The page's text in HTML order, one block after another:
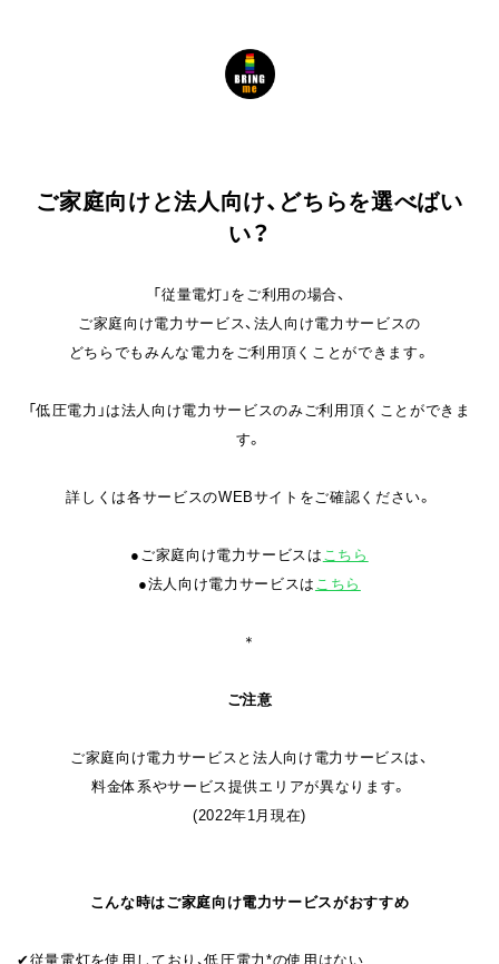
ご家庭向けと法人向け、どちらを選べばい
い？
「従量電灯」をご利用の場合、
ご家庭向け電力サービス、法人向け電力サービスの
どちらでもみんな電力をご利用頂くことができます。
「低圧電力」は法人向け電力サービスのみご利用頂くことができま
す。
詳しくは各サービスのWEBサイトをご確認ください。
●ご家庭向け電力サービスはこちら
●法人向け電力サービスはこちら
＊
ご注意
ご家庭向け電力サービスと法人向け電力サービスは、
料金体系やサービス提供エリアが異なります。
(2022年1月現在)
こんな時はご家庭向け電力サービスがおすすめ
✔︎従量電灯を使用しており、低圧電力*の使用はない